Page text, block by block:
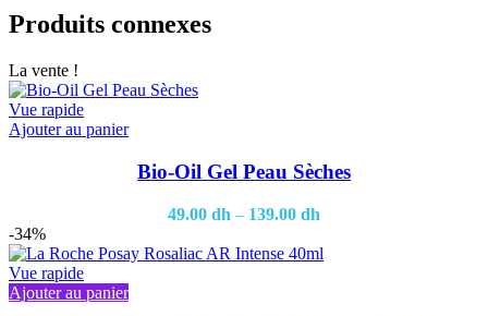
Produits connexes
La vente !
Vue rapide
Ajouter au panierThis
has
multiple
variants.
options
may
be
chosen
Bio-Oil Gel Peau Sèches
49.00 dh – 139.00 dh
-34%
Vue rapide
Ajouter au panier